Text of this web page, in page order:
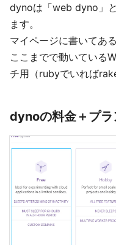
dynoは「web dyno」
ます。
マイページに書いてあ
ここまでで動いている
チ用（rubyでいれば
dynoの料金＋プラ